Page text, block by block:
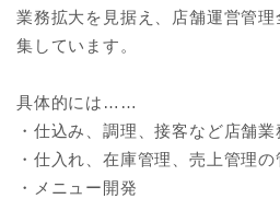
業務拡大を見据え、店舗運営管
集しています。
具体的には……
・仕込み、調理、接客など店舗業
・仕入れ、在庫管理、売上管理の
・メニュー開発